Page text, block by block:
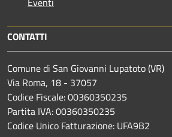
CONTATTI
Comune di San Giovanni Lupatoto (VR)
Via Roma, 18 - 37057
Codice Fiscale: 00360350235
Partita IVA: 00360350235
Codice Unico Fatturazione: UFA9B2